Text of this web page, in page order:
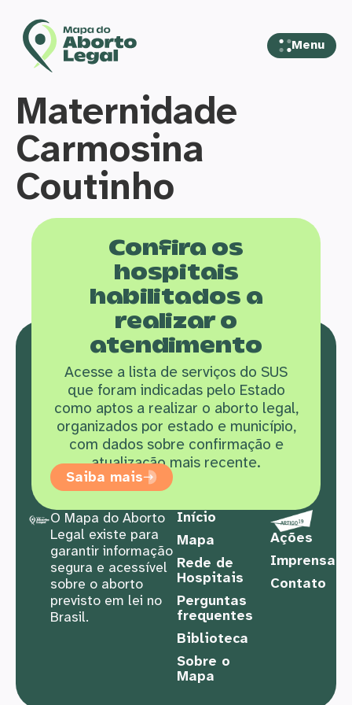
Menu
Maternidade
Carmosina
Coutinho
Confira os
hospitais
habilitados a
realizar o
atendimento
Acesse a lista de serviços do SUS
que foram indicadas pelo Estado
como aptos a realizar o aborto legal,
organizados por estado e município,
com dados sobre confirmação e
atualização mais recente.
Saiba mais
O Mapa do Aborto
Legal existe para
garantir informação
segura e acessível
sobre o aborto
previsto em lei no
Brasil.
Início
Mapa
Rede de
Hospitais
Perguntas
frequentes
Biblioteca
Sobre o
Mapa
Ações
Imprensa
Contato